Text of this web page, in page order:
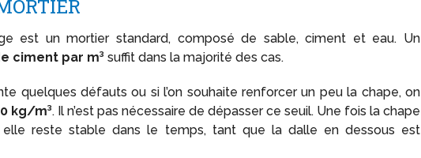
est un mortier standard, composé de sable, ciment et eau. Un
ciment par m³ suffit dans la majorité des cas.
quelques défauts ou si l’on souhaite renforcer un peu la chape, on
kg/m³. Il n’est pas nécessaire de dépasser ce seuil. Une fois la chape
elle reste stable dans le temps, tant que la dalle en dessous est